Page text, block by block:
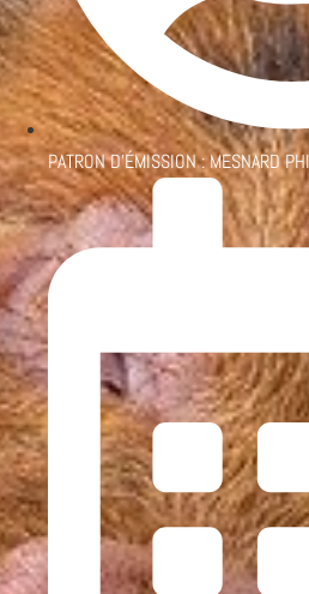
PATRON D'ÉMISSION :MESNARD